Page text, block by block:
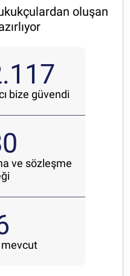
oluşan
bize güvendi
ve sözleşme